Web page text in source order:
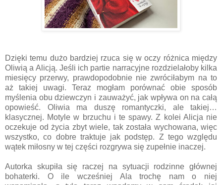
Dzięki temu dużo bardziej rzuca się w oczy różnica między
Oliwią a Alicją. Jeśli ich partie narracyjne rozdzielałoby kilka
miesięcy przerwy, prawdopodobnie nie zwróciłabym na to
aż takiej uwagi. Teraz mogłam porównać obie sposób
myślenia obu dziewczyn i zauważyć, jak wpływa on na całą
opowieść. Oliwia ma duszę romantyczki, ale takiej…
klasycznej. Motyle w brzuchu i te spawy. Z kolei Alicja nie
oczekuje od życia zbyt wiele, tak została wychowana, więc
wszystko, co dobre traktuje jak podstęp. Z tego względu
wątek miłosny w tej części rozgrywa się zupełnie inaczej.
Autorka skupiła się raczej na sytuacji rodzinne głównej
bohaterki. O ile wcześniej Ala trochę nam o niej